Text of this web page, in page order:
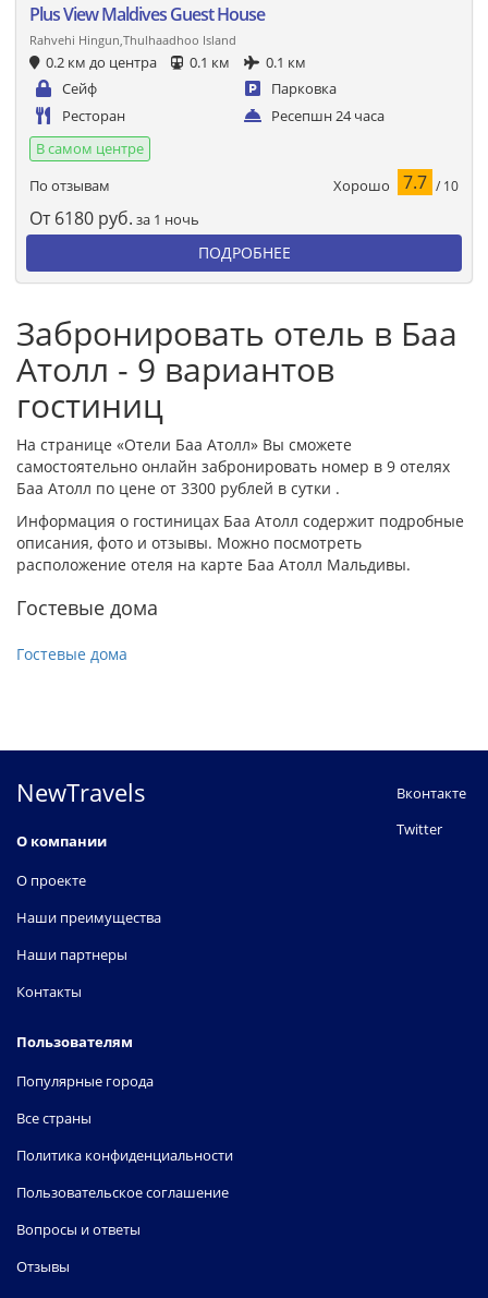
Plus View Maldives Guest House
Rahvehi Hingun,Thulhaadhoo Island
0.2 км до центра 0.1 км
0.1 км
Сейф
Парковка
Ресторан
Ресепшн 24 часа
В самом центре
По отзывам
Хорошо 7.7 / 10
От 6180 руб. за 1 ночь
ПОДРОБНЕЕ
Забронировать отель в Баа
Атолл - 9 вариантов
гостиниц
На странице «Отели Баа Атолл» Вы сможете
самостоятельно онлайн забронировать номер в 9 отелях
Баа Атолл по цене от 3300 рублей в сутки .
Информация о гостиницах Баа Атолл содержит подробные
описания, фото и отзывы. Можно посмотреть
расположение отеля на карте Баа Атолл Мальдивы.
Гостевые дома
Гостевые дома
NewTravels
О компании
О проекте
Наши преимущества
Наши партнеры
Контакты
Пользователям
Популярные города
Все страны
Политика конфиденциальности
Пользовательское соглашение
Вопросы и ответы
Отзывы
Вконтакте
Twitter